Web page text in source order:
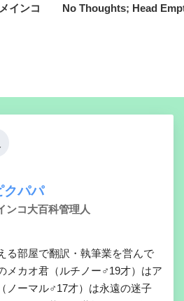
インコ
No Thoughts; Head
クパパ
ンコ大百科管理人
る部屋で翻訳・執筆業を営んで
メカオ君（ルチノー♂19才）はア
ノーマル♂17才）は永遠の迷子